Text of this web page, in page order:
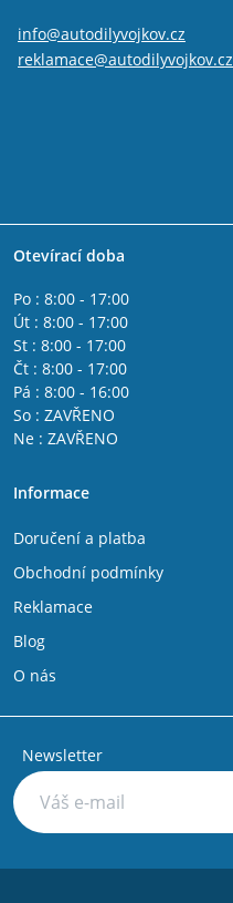
info@autodilyvojkov.cz
reklamace@autodilyvojkov.cz
Otevírací doba
Po : 8:00 - 17:00
Út : 8:00 - 17:00
St : 8:00 - 17:00
Čt : 8:00 - 17:00
Pá : 8:00 - 16:00
So : ZAVŘENO
Ne : ZAVŘENO
Informace
Doručení a platba
Obchodní podmínky
Reklamace
Blog
O nás
Newsletter